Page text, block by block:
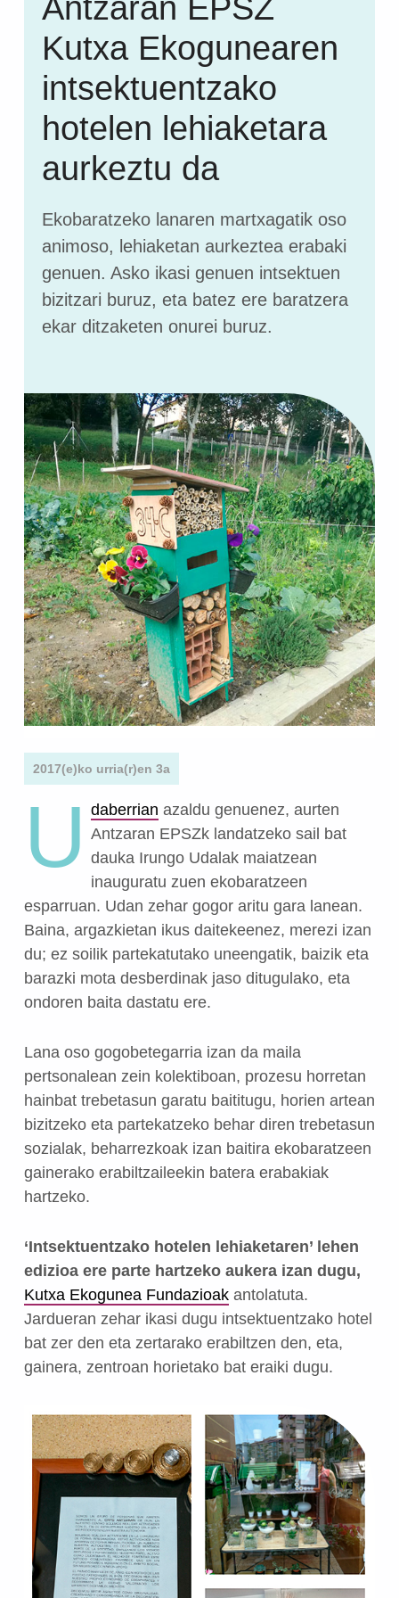
Antzaran EPSZ
Kutxa Ekogunearen
intsektuentzako
hotelen lehiaketara
aurkeztu da
Ekobaratzeko lanaren martxagatik oso
animoso, lehiaketan aurkeztea erabaki
genuen. Asko ikasi genuen intsektuen
bizitzari buruz, eta batez ere baratzera
ekar ditzaketen onurei buruz.
2017(e)ko urria(r)en 3a
U daberrian azaldu genuenez, aurten
Antzaran EPSZk landatzeko sail bat
dauka Irungo Udalak maiatzean
inauguratu zuen ekobaratzeen
esparruan. Udan zehar gogor aritu gara lanean.
Baina, argazkietan ikus daitekeenez, merezi izan
du; ez soilik partekatutako uneengatik, baizik eta
barazki mota desberdinak jaso ditugulako, eta
ondoren baita dastatu ere.
Lana oso gogobetegarria izan da maila
pertsonalean zein kolektiboan, prozesu horretan
hainbat trebetasun garatu baititugu, horien artean
bizitzeko eta partekatzeko behar diren trebetasun
sozialak, beharrezkoak izan baitira ekobaratzeen
gainerako erabiltzaileekin batera erabakiak
hartzeko.
‘Intsektuentzako hotelen lehiaketaren’ lehen
edizioa ere parte hartzeko aukera izan dugu,
Kutxa Ekogunea Fundazioakantolatuta.
Jardueran zehar ikasi dugu intsektuentzako hotel
bat zer den eta zertarako erabiltzen den, eta,
gainera, zentroan horietako bat eraiki dugu.